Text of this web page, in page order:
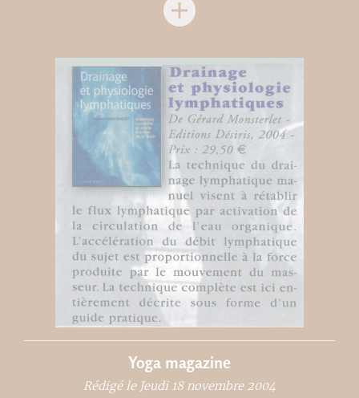
Yoga magazine
Rédigé le Jeudi 18 novembre 2004